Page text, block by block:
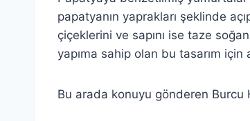
papatyanın yaprakları şeklinde
çiçeklerini ve sapını ise taze
yapıma sahip olan bu tasarım
Bu arada konuyu gönderen Burcu